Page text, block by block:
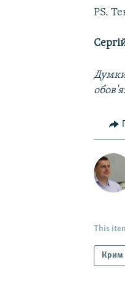
PS.
This
Крим